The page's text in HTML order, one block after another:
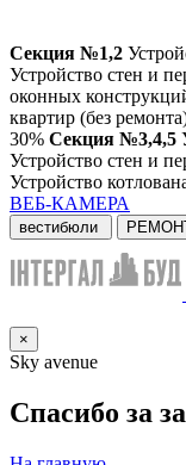
Секция №1,2
Устройство стен и
оконных
квартир (без
30% Секция №3,4,5
Устройство стен и
Устройство
ВЕБ-КАМЕРА
вестибюли
×
Sky avenue
Спасибо за